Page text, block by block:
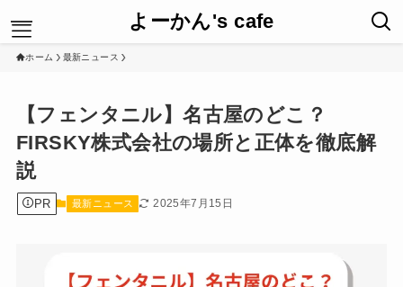
暮らしのどっち
最新ニュース
人との関わり方
運営者情報
プライバシーポリシー
よーかん's cafe
ホーム 最新ニュース
【フェンタニル】名古屋のどこ？
FIRSKY株式会社の場所と正体を徹底解
説
PR 最新ニュース 2025年7月15日